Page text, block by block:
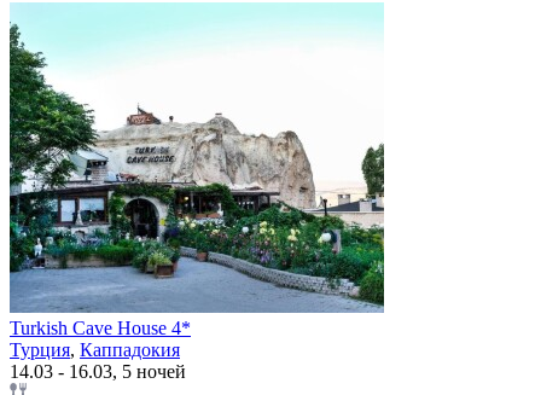
Turkish Cave House 4*
Турция, Каппадокия
14.03 - 16.03, 5 ночей